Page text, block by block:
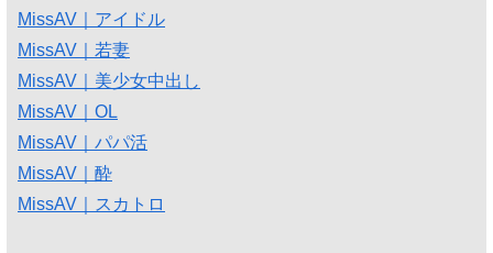
MissAV｜アイドル
MissAV｜若妻
MissAV｜美少女中出し
MissAV｜OL
MissAV｜パパ活
MissAV｜酔
MissAV｜スカトロ